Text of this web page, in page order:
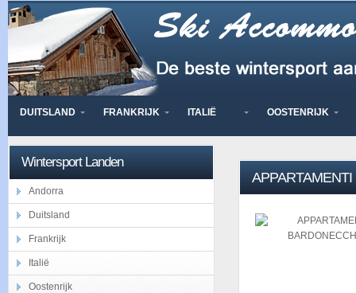
DUITSLAND FRANKRIJK ITALIË OOSTENRIJK
Wintersport Landen
Andorra
Duitsland
Frankrijk
Italië
Oostenrijk